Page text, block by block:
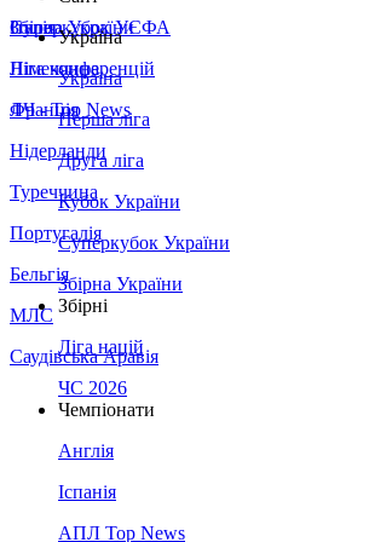
Збірна України
Італія
Німеччина
Франція
Нідерланди
Туреччина
Португалія
Бельгія
МЛС
Саудівська Аравія
Суперкубок УЄФА
Ліга конференцій
ЛЧ - Top News
Україна
Україна
Перша ліга
Друга ліга
Кубок України
Суперкубок України
Збірна України
Збірні
Ліга націй
ЧС 2026
Чемпіонати
Англія
Іспанія
АПЛ Top News